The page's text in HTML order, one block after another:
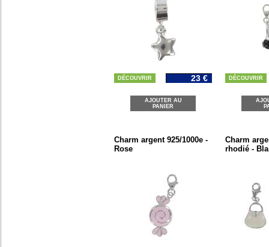
DÉCOUVRIR 23 €
AJOUTER AU
PANIER
DÉCOUVRIR
Charm argent 925/1000e -
Rose
Charm
rhodié -